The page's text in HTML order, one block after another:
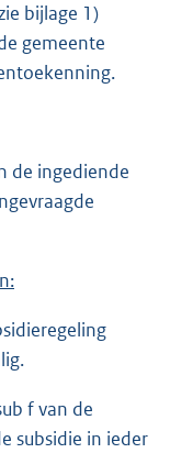
bijlage 1)
gemeente
de ingediende
f van de
subsidie in ieder